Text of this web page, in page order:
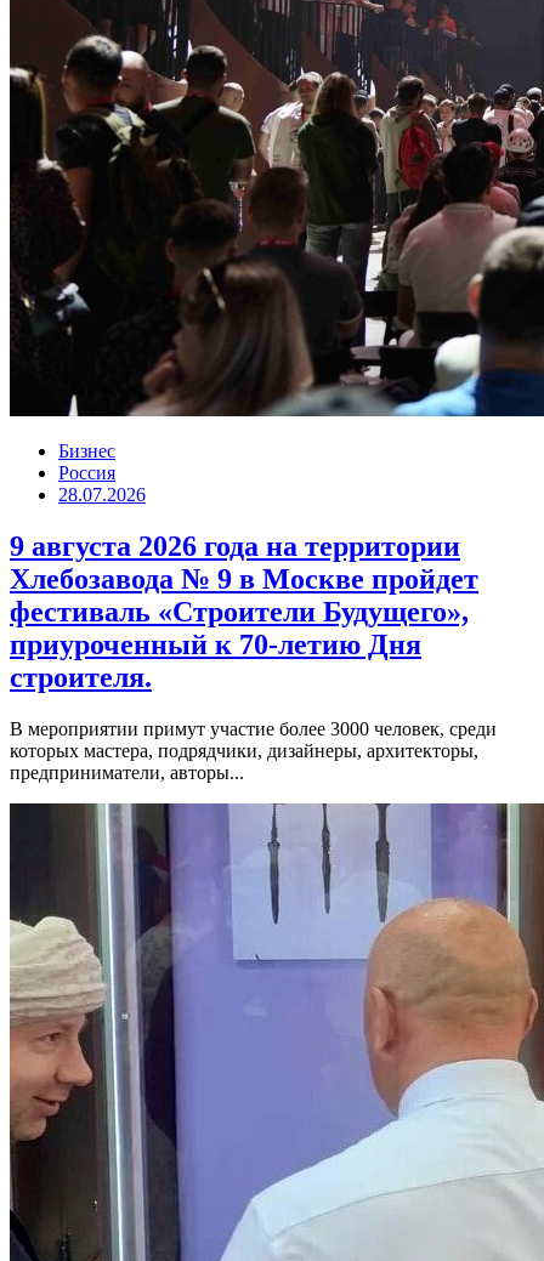
Бизнес
Россия
28.07.2026
9 августа 2026 года на территории
Хлебозавода № 9 в Москве пройдет
фестиваль «Строители Будущего»,
приуроченный к 70-летию Дня
строителя.
В мероприятии примут участие более 3000 человек, среди
которых мастера, подрядчики, дизайнеры, архитекторы,
предприниматели, авторы...